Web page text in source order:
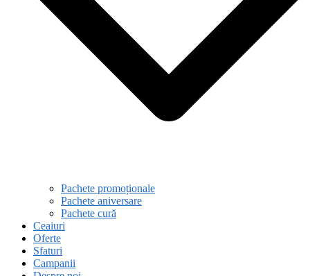
Pachete promoționale
Pachete aniversare
Pachete cură
Ceaiuri
Oferte
Sfaturi
Campanii